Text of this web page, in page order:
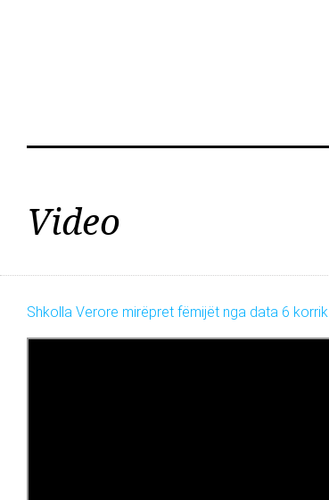
Video
Shkolla Verore mirëpret fëmijët nga data 6 korrik